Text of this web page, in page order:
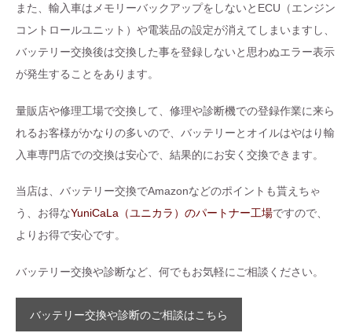
また、輸入車はメモリーバックアップをしないとECU（エンジン
コントロールユニット）や電装品の設定が消えてしまいますし、
バッテリー交換後は交換した事を登録しないと思わぬエラー表示
が発生することをあります。
量販店や修理工場で交換して、修理や診断機での登録作業に来ら
れるお客様がかなりの多いので、バッテリーとオイルはやはり輸
入車専門店での交換は安心で、結果的にお安く交換できます。
当店は、バッテリー交換でAmazonなどのポイントも貰えちゃ
う、お得なYuniCaLa（ユニカラ）のパートナー工場ですので、
よりお得で安心です。
バッテリー交換や診断など、何でもお気軽にご相談ください。
バッテリー交換や診断のご相談はこちら